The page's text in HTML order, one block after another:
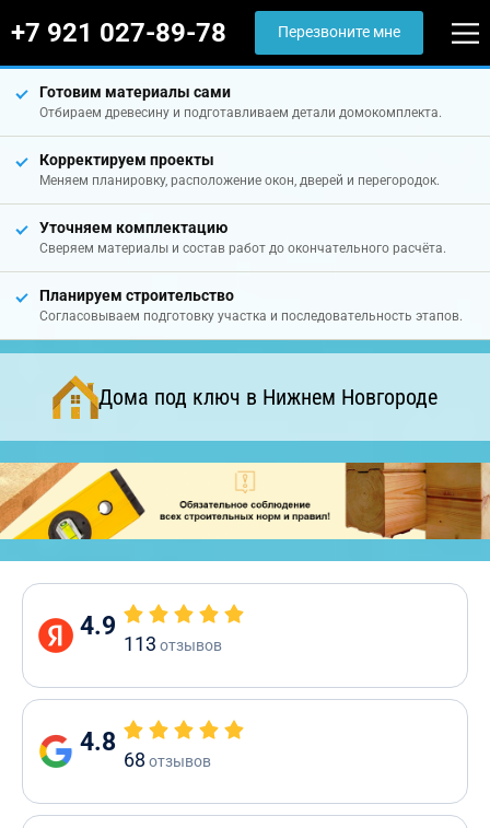
+7 921 027-89-78 Перезвоните мне
Готовим материалы сами
Отбираем древесину и подготавливаем детали домокомплекта.
Корректируем проекты
Меняем планировку, расположение окон, дверей и перегородок.
Уточняем комплектацию
Сверяем материалы и состав работ до окончательного расчёта.
Планируем строительство
Согласовываем подготовку участка и последовательность этапов.
Дома под ключ в Нижнем Новгороде
4.9
113 отзывов
4.8
68 отзывов